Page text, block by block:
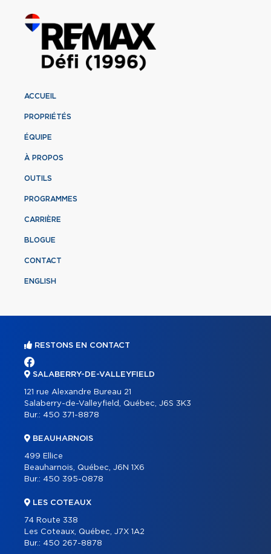
ACCUEIL
PROPRIÉTÉS
ÉQUIPE
À PROPOS
OUTILS
PROGRAMMES
CARRIÈRE
BLOGUE
CONTACT
ENGLISH
RESTONS EN CONTACT
SALABERRY-DE-VALLEYFIELD
121 rue Alexandre Bureau 21
Salaberry-de-Valleyfield, Québec, J6S 3K3
Bur.: 450 371-8878
BEAUHARNOIS
499 Ellice
Beauharnois, Québec, J6N 1X6
Bur.: 450 395-0878
LES COTEAUX
74 Route 338
Les Coteaux, Québec, J7X 1A2
Bur.: 450 267-8878